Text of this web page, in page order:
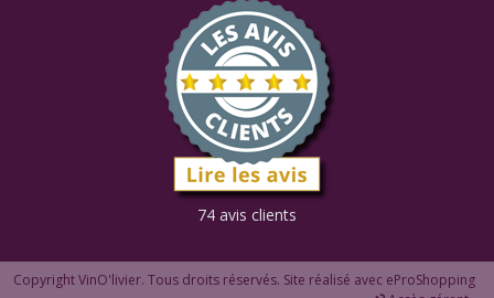
74 avis clients
Copyright VinO'livier. Tous droits réservés. Site réalisé avec eProShopping